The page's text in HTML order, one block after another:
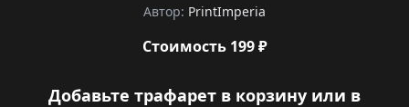
Автор: PrintImperia
Стоимость 199 ₽
Добавьте трафарет в корзину или в